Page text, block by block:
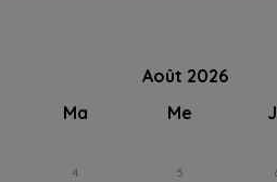
Août 2026
Ma Me
4 5